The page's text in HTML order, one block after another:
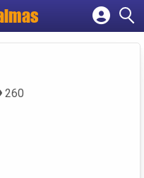
empresa
260